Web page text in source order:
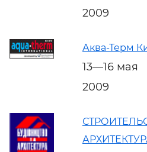
2009
Аква-Терм
13—16 мая
2009